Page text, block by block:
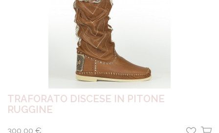
TRAFORATO DISCESE IN PITONE
RUGGINE
300,00 €